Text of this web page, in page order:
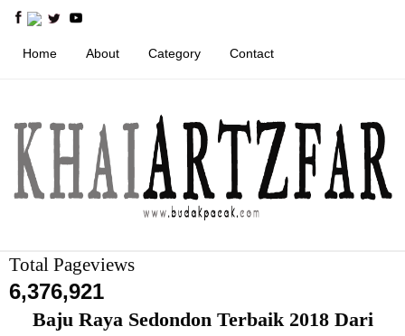
Home About Category Contact
Total Pageviews
6,376,921
Baju Raya Sedondon Terbaik 2018 Dari